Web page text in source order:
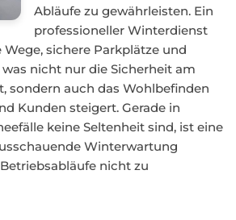
Abläufe zu gewährleisten. Ein
professioneller Winterdienst
sichere Parkplätze und
nicht nur die Sicherheit am
sondern auch das Wohlbefinden
Kunden steigert. Gerade in
keine Seltenheit sind, ist eine
Winterwartung
nicht zu